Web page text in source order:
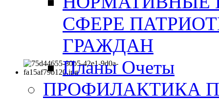
СФЕРЕ
ГРАЖДАН
Планы Очеты
ПРОФИЛАКТИКА